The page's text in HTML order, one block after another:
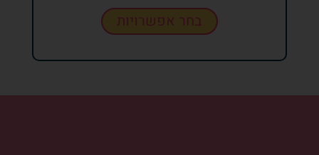
בחר אפשרויות